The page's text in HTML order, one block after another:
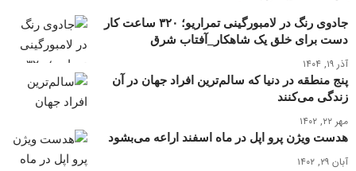
جادوی رنگ در لامبورگینی تمراریو؛ ۳۲۰ ساعت کار
دست برای خلق یک شاهکار_آفتاب شرق
آذر ۱۹, ۱۴۰۴
پنج منطقه در دنیا که سالم‌ترین افراد جهان در آن
زندگی می‌کنند
مهر ۲۲, ۱۴۰۲
هدست ویژن پرو اپل در ماه اسفند اراعه می‌بشود
آبان ۲۹, ۱۴۰۲